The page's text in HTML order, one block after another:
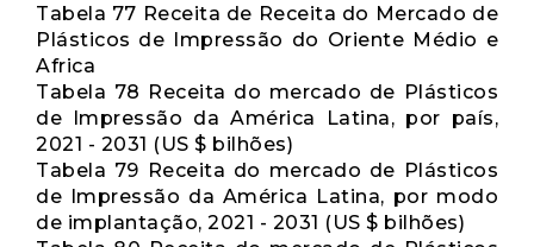
Tabela 77 Receita de Receita do Mercado de
Plásticos de Impressão do Oriente Médio e
Africa
Tabela 78 Receita do mercado de Plásticos
de Impressão da América Latina, por país,
2021 - 2031 (US $ bilhões)
Tabela 79 Receita do mercado de Plásticos
de Impressão da América Latina, por modo
de implantação, 2021 - 2031 (US $ bilhões)